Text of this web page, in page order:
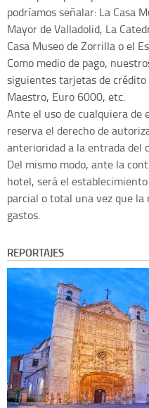
podríamos señalar: La Casa
Mayor de Valladolid, La
Casa Museo de Zorrilla o el
Como medio de pago,
siguientes tarjetas de crédito
Maestro, Euro 6000, etc.
Ante el uso de cualquiera de
reserva el derecho de
anterioridad a la entrada del
Del mismo modo, ante la
hotel, será el
parcial o total una vez que
gastos.
REPORTAJES